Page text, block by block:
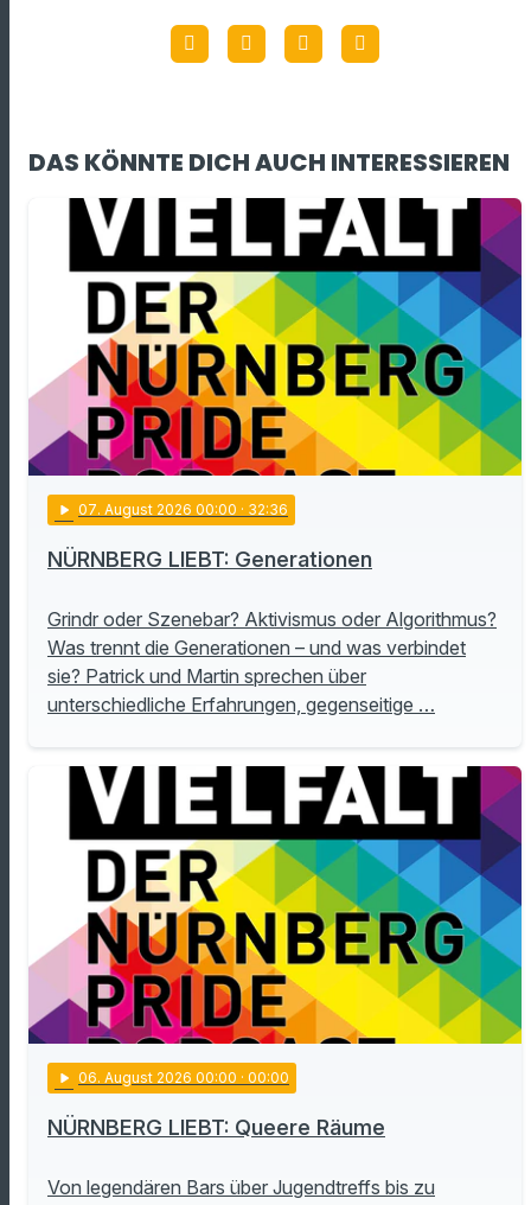
DAS KÖNNTE DICH AUCH INTERESSIEREN
play_arrow 07. August 2026 00:00 · 32:36
NÜRNBERG LIEBT: Generationen
Grindr oder Szenebar? Aktivismus oder Algorithmus?
Was trennt die Generationen – und was verbindet
sie? Patrick und Martin sprechen über
unterschiedliche Erfahrungen, gegenseitige …
play_arrow 06. August 2026 00:00 · 00:00
NÜRNBERG LIEBT: Queere Räume
Von legendären Bars über Jugendtreffs bis zu